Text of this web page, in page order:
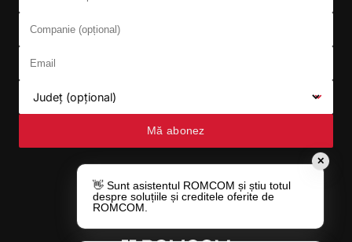
Companie (opțional)
Email
Județ (opțional)
Mă abonez
✕
👋 Sunt asistentul ROMCOM și știu totul
despre soluțiile și creditele oferite de
ROMCOM.